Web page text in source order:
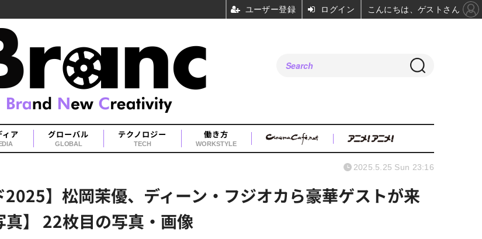
ィア グローバル
GLOBAL
テクノロジー
TECH
働き方
WORKSTYLE
2025】松岡茉優、ディーン・フジオカら豪華ゲストが来
】 22枚目の写真・画像
2025.5.25 Sun 23:16
ユーザー登録 ログイン こんにちは、ゲストさん